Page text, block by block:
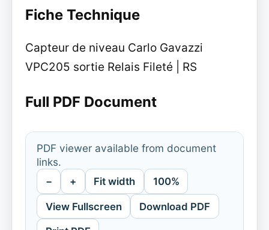
Fiche Technique
Capteur de niveau Carlo Gavazzi
VPC205 sortie Relais Fileté | RS
Full PDF Document
PDF viewer available from document
links.
− + Fit width 100%
View Fullscreen Download PDF